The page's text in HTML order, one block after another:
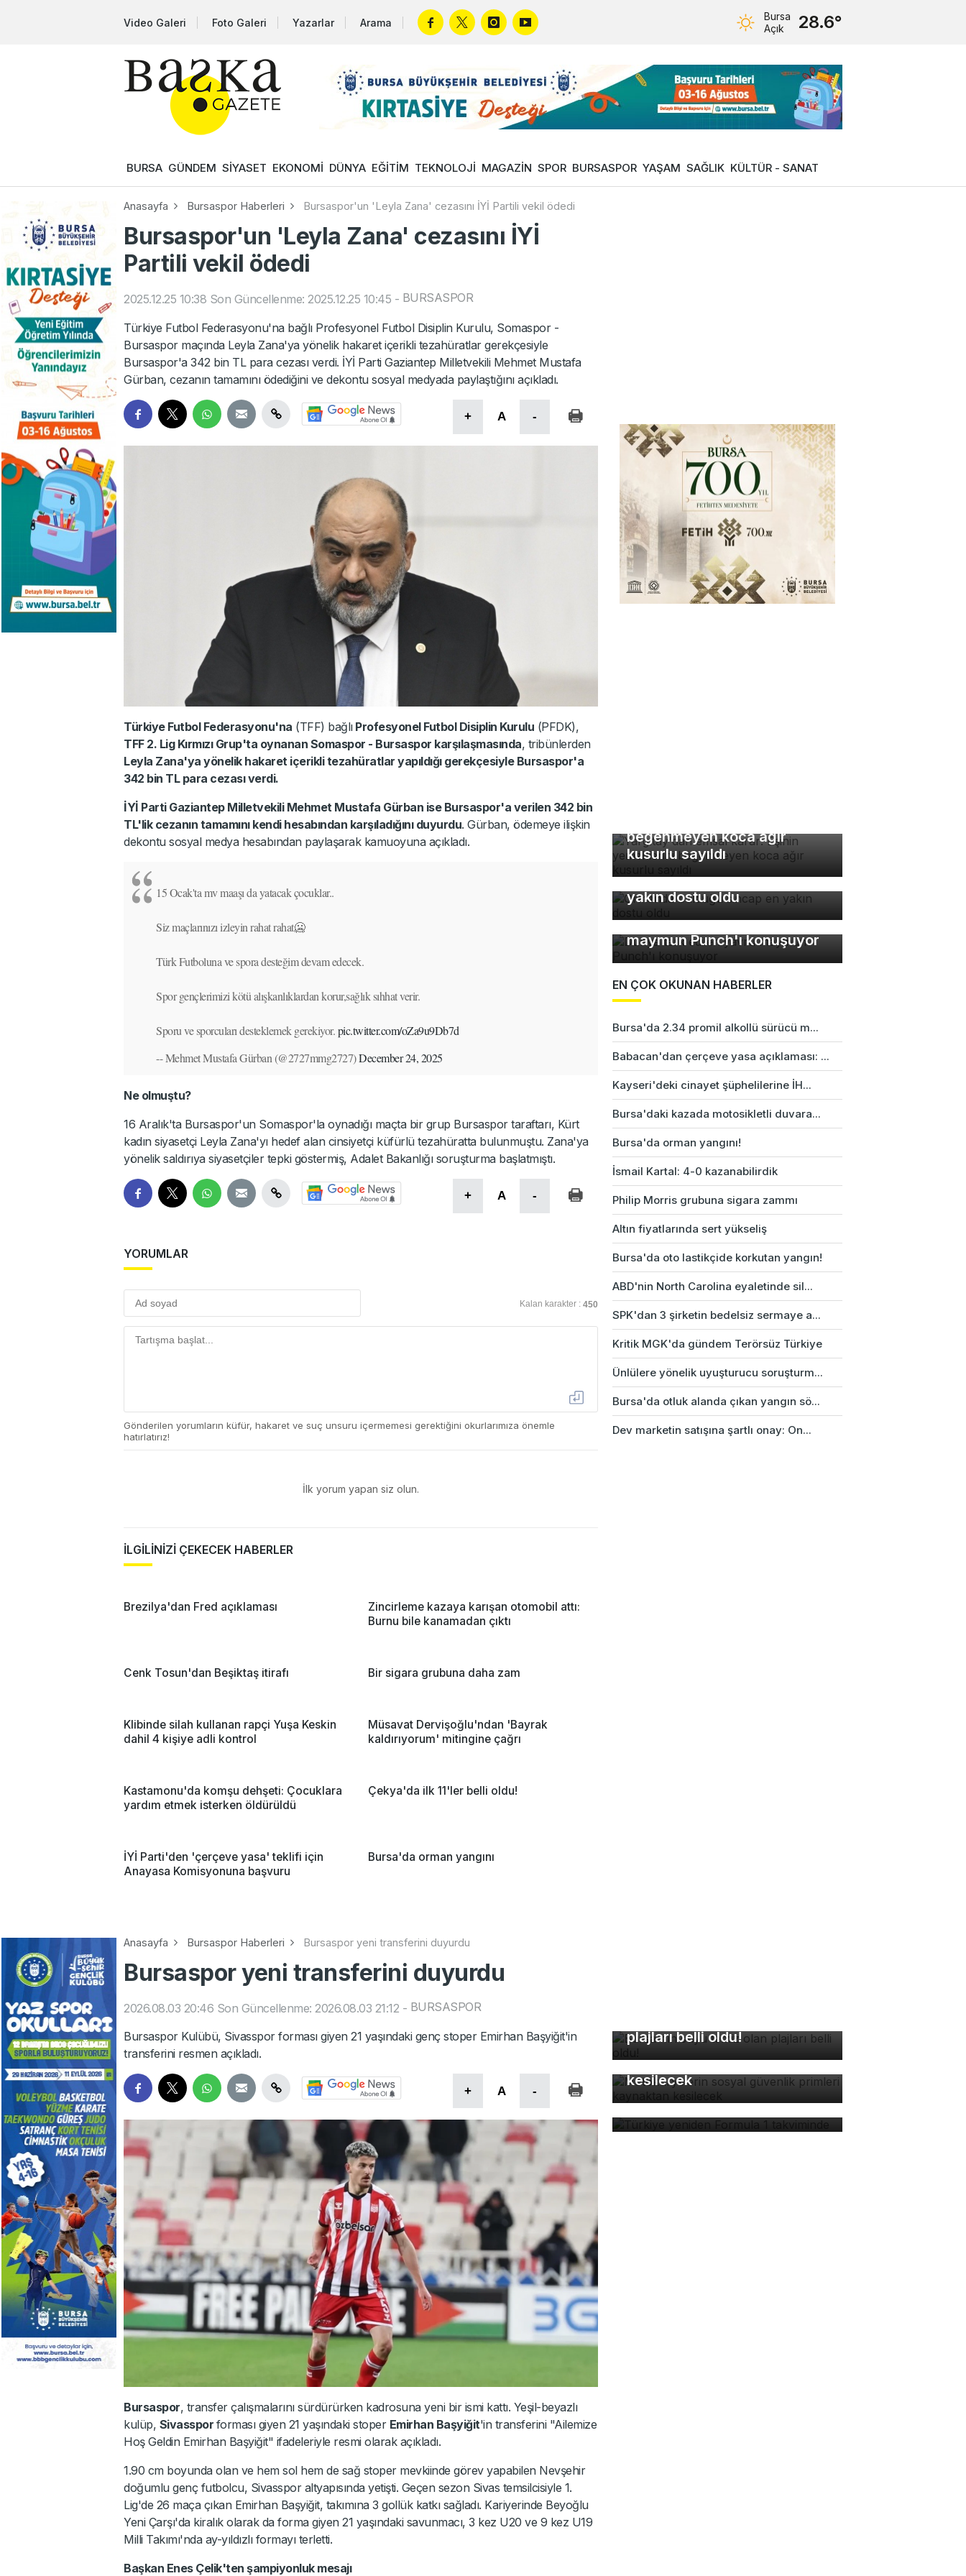
Video Galeri Foto Galeri Yazarlar Arama
Bursa
Açık
28.6°
BURSA GÜNDEM SİYASET EKONOMİ DÜNYA EĞİTİM TEKNOLOJİ MAGAZİN SPOR BURSASPOR YAŞAM SAĞLIK KÜLTÜR - SANAT
Anasayfa Bursaspor Haberleri Bursaspor'un 'Leyla Zana' cezasını İYİ Partili vekil ödedi
Bursaspor'un 'Leyla Zana' cezasını İYİ
Partili vekil ödedi
2025.12.25 10:38 Son Güncellenme: 2025.12.25 10:45 - BURSASPOR
Türkiye Futbol Federasyonu'na bağlı Profesyonel Futbol Disiplin Kurulu, Somaspor -
Bursaspor maçında Leyla Zana'ya yönelik hakaret içerikli tezahüratlar gerekçesiyle
Bursaspor'a 342 bin TL para cezası verdi. İYİ Parti Gaziantep Milletvekili Mehmet Mustafa
Gürban, cezanın tamamını ödediğini ve dekontu sosyal medyada paylaştığını açıkladı.
+ A -
Türkiye Futbol Federasyonu'na (TFF) bağlıProfesyonel Futbol Disiplin Kurulu (PFDK),
TFF 2. Lig Kırmızı Grup'ta oynanan Somaspor - Bursaspor karşılaşmasında, tribünlerden
Leyla Zana'ya yönelik hakaret içerikli tezahüratlar yapıldığı gerekçesiyle Bursaspor'a
342 bin TL para cezası verdi.
İYİ Parti Gaziantep Milletvekili Mehmet Mustafa Gürban ise Bursaspor'a verilen 342 bin
TL'lik cezanın tamamını kendi hesabından karşıladığını duyurdu. Gürban, ödemeye ilişkin
dekontu sosyal medya hesabından paylaşarak kamuoyuna açıkladı.
15 Ocak'ta mv maaşı da yatacak çocuklar..
Siz maçlarınızı izleyin rahat rahat🥶
Türk Futboluna ve spora desteğim devam edecek.
Spor gençlerimizi kötü alışkanlıklardan korur,sağlık sıhhat verir.
Sporu ve sporcuları desteklemek gerekiyor.pic.twitter.com/oZa9u9Db7d
-- Mehmet Mustafa Gürban (@2727mmg2727)December 24, 2025
Ne olmuştu?
16 Aralık'ta Bursaspor'un Somaspor'la oynadığı maçta bir grup Bursaspor taraftarı, Kürt
kadın siyasetçi Leyla Zana'yı hedef alan cinsiyetçi küfürlü tezahüratta bulunmuştu. Zana'ya
yönelik saldırıya siyasetçiler tepki göstermiş, Adalet Bakanlığı soruşturma başlatmıştı.
+ A -
YORUMLAR
Kalan karakter : 450
Gönderilen yorumların küfür, hakaret ve suç unsuru içermemesi gerektiğini okurlarımıza önemle
hatırlatırız!
İlk yorum yapan siz olun.
İLGİLİNİZİ ÇEKECEK HABERLER
Brezilya'dan Fred açıklaması
Zincirleme kazaya karışan otomobil attı:
Burnu bile kanamadan çıktı
Cenk Tosun'dan Beşiktaş itirafı Bir sigara grubuna daha zam
Klibinde silah kullanan rapçi Yuşa Keskin
dahil 4 kişiye adli kontrol
Müsavat Dervişoğlu'ndan 'Bayrak
kaldırıyorum' mitingine çağrı
Kastamonu'da komşu dehşeti: Çocuklara
yardım etmek isterken öldürüldü
Çekya'da ilk 11'ler belli oldu!
İYİ Parti'den 'çerçeve yasa' teklifi için
Anayasa Komisyonuna başvuru
Bursa'da orman yangını
beğenmeyen koca ağır
kusurlu sayıldı
Ormanda bulduğu sincap en
yakın dostu oldu
Dünya terk edilen yavru
maymun Punch'ı konuşuyor
EN ÇOK OKUNAN HABERLER
Bursa'da 2.34 promil alkollü sürücü m...
Babacan'dan çerçeve yasa açıklaması: ...
Kayseri'deki cinayet şüphelilerine İH...
Bursa'daki kazada motosikletli duvara...
Bursa'da orman yangını!
İsmail Kartal: 4-0 kazanabilirdik
Philip Morris grubuna sigara zammı
Altın fiyatlarında sert yükseliş
Bursa'da oto lastikçide korkutan yangın!
ABD'nin North Carolina eyaletinde sil...
SPK'dan 3 şirketin bedelsiz sermaye a...
Kritik MGK'da gündem Terörsüz Türkiye
Ünlülere yönelik uyuşturucu soruşturm...
Bursa'da otluk alanda çıkan yangın sö...
Dev marketin satışına şartlı onay: On...
Anasayfa Bursaspor Haberleri Bursaspor yeni transferini duyurdu
Bursaspor yeni transferini duyurdu
2026.08.03 20:46 Son Güncellenme: 2026.08.03 21:12 - BURSASPOR
Bursaspor Kulübü, Sivasspor forması giyen 21 yaşındaki genç stoper Emirhan Başyiğit'in
transferini resmen açıkladı.
+ A -
Bursaspor, transfer çalışmalarını sürdürürken kadrosuna yeni bir ismi kattı. Yeşil-beyazlı
kulüp, Sivasspor forması giyen 21 yaşındaki stoper Emirhan Başyiğit'in transferini "Ailemize
Hoş Geldin Emirhan Başyiğit" ifadeleriyle resmi olarak açıkladı.
1.90 cm boyunda olan ve hem sol hem de sağ stoper mevkiinde görev yapabilen Nevşehir
doğumlu genç futbolcu, Sivasspor altyapısında yetişti. Geçen sezon Sivas temsilcisiyle 1.
Lig'de 26 maça çıkan Emirhan Başyiğit, takımına 3 gollük katkı sağladı. Kariyerinde Beyoğlu
Yeni Çarşı'da kiralık olarak da forma giyen 21 yaşındaki savunmacı, 3 kez U20 ve 9 kez U19
Milli Takımı'nda ay-yıldızlı formayı terletti.
Başkan Enes Çelik'ten şampiyonluk mesajı
plajları belli oldu!
Motokuryelerin sosyal
güvenlik primleri kaynaktan
kesilecek
Türkiye yeniden Formula 1
takviminde